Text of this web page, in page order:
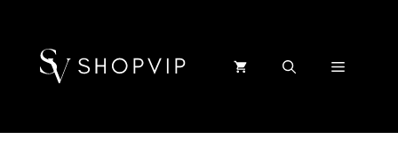
contenu
Menu